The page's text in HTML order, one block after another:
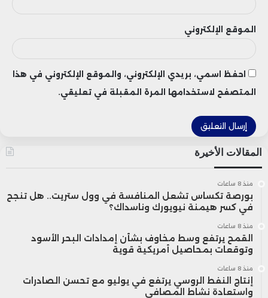
التنفيذي لـ Royal Road Minerals، عن رضاه
عن نتائج الحفر الأولية، منوهاً بـ”الاستقرار
الاستثماري الذي يتمتع به المغرب، ما يجعله
من بين أبرز الوجهات الإفريقية في مجال
الاستكشاف المعدني”.
المرحلة المقبلة من المشروع ستركز على
إعداد خريطة دقيقة للترسبات المعدنية في
لالة عزيزة، تمهيداً لإطلاق جولات حفر أكثر
عمقاً لتقدير الحجم الفعلي للثروة النحاسية
بالمنطقة.
الموقع الإلكتروني
احفظ اسمي، بريدي الإلكتروني، والموقع الإلكتروني في هذا
المتصفح لاستخدامها المرة المقبلة في تعليقي.
المقالات الأخيرة
منذ 8 ساعات
بورصة تكساس تشعل المنافسة في وول ستريت.. هل تنجح
في كسر هيمنة نيويورك وناسداك؟
منذ 8 ساعات
القمح يرتفع وسط مخاوف بشأن إمدادات البحر الأسود
وتوقعات بمحاصيل أمريكية قوية
منذ 8 ساعات
إنتاج النفط الروسي يرتفع في يوليو مع تحسن الصادرات
واستعادة نشاط المصافي